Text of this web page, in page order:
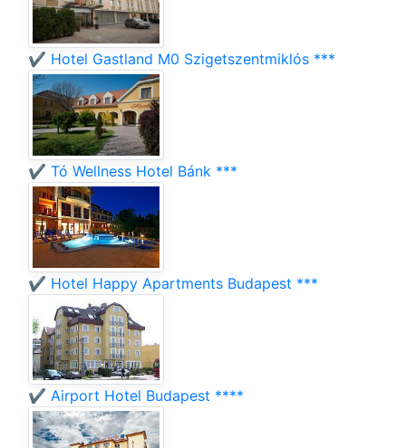
✔️ Hotel Gastland M0 Szigetszentmiklós ***
✔️ Tó Wellness Hotel Bánk ***
✔️ Hotel Happy Apartments Budapest ***
✔️ Airport Hotel Budapest ****